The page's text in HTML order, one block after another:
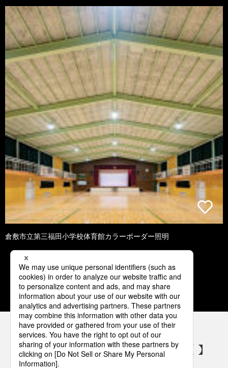
倉敷市立第三福田小学校体育館カラーボーダー照明
1 2 3 4 5
パナソニックの電気設備 SNSアカウント